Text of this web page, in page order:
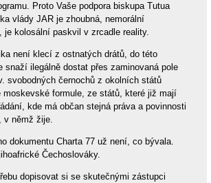
Proto Vaše podpora biskupa Tutua
vlády JAR je zhoubná, nemorální
je kolosální paskvil v zrcadle reality.
není klecí z ostnatých drátů, do této
snaží ilegálně dostat přes zaminovaná pole
svobodných černochů z okolních států
moskevské formule, ze států, které již mají
kde má občan stejná práva a povinnosti
v němž žije.
dokumentu Charta 77 už není, co bývala.
Čechoslováky.
dopisovat si se skutečnými zástupci